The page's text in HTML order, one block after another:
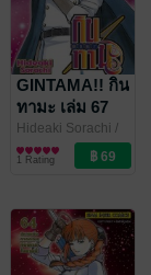
GINTAMA!! กิน
ทามะ เล่ม 67
Hideaki Sorachi /
Siam Inter Comics
การ์ตูนทั่วไป
1 Rating